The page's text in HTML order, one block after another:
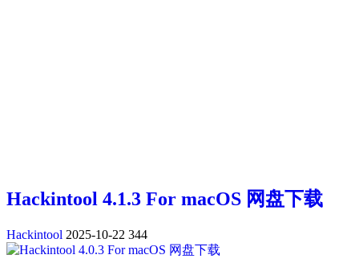
Hackintool 4.1.3 For macOS 网盘下载
Hackintool 2025-10-22 344